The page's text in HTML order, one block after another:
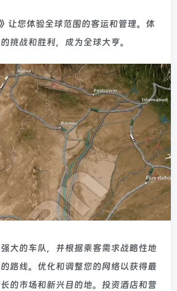
让您体验全球范围的客运和管理。体
挑战和胜利，成为全球大亨。
大的车队，并根据乘客需求战略性地
路线。优化和调整您的网络以获得最
的市场和新兴目的地。投资酒店和营